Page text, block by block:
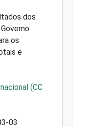
dos
os
e
(CC
03